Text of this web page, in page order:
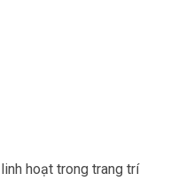
hoạt trong trang trí